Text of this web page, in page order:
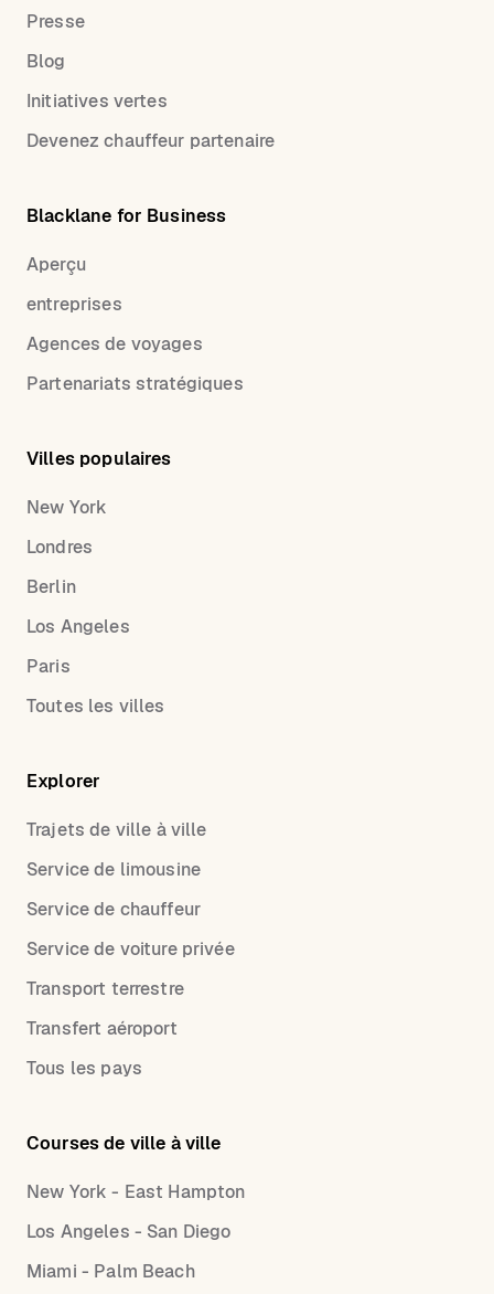
Presse
Blog
Initiatives vertes
Devenez chauffeur partenaire
Blacklane for Business
Aperçu
entreprises
Agences de voyages
Partenariats stratégiques
Villes populaires
New York
Londres
Berlin
Los Angeles
Paris
Toutes les villes
Explorer
Trajets de ville à ville
Service de limousine
Service de chauffeur
Service de voiture privée
Transport terrestre
Transfert aéroport
Tous les pays
Courses de ville à ville
New York - East Hampton
Los Angeles - San Diego
Miami - Palm Beach